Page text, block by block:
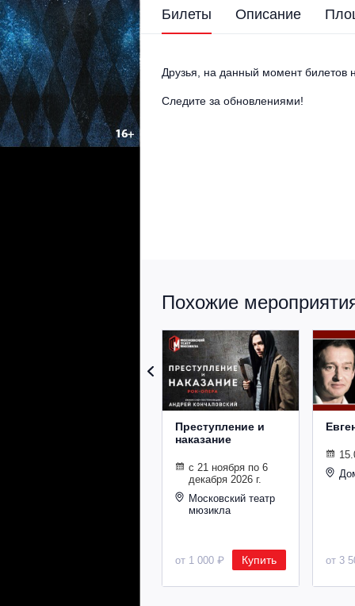
Билеты Описание
Друзья, на данный момент билетов
Следите за обновлениями!
Похожие
Преступление и
наказание
с 21 ноября по 6
декабря 2026 г.
Московский театр
мюзикла
от 1 000 ₽ Купить от 3